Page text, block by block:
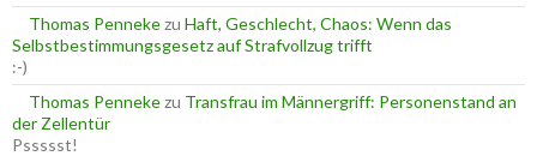
Thomas Pennekezu Haft, Geschlecht, Chaos: Wenn das
Selbstbestimmungsgesetz auf Strafvollzug trifft
:-)
Thomas Pennekezu Transfrau im Männergriff: Personenstand an
der Zellentür
Pssssst!